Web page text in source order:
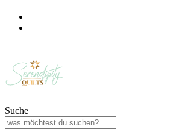
Suche